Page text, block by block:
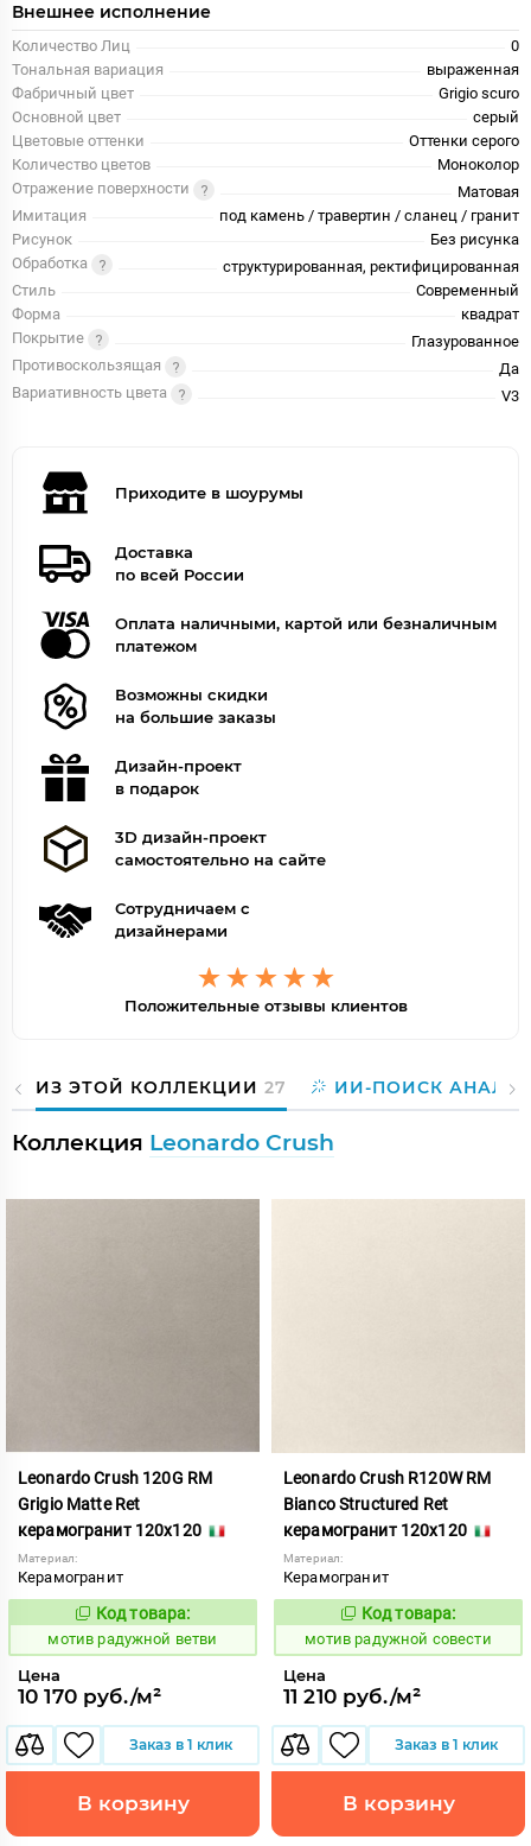
Внешнее исполнение
Количество Лиц
0
Тональная вариация
выраженная
Фабричный цвет
Grigio scuro
Основной цвет
серый
Цветовые оттенки
Оттенки серого
Количество цветов
Моноколор
Отражение поверхности
Матовая
Имитация
под камень / травертин / сланец / гранит
Рисунок
Без рисунка
Обработка
структурированная, ректифицированная
Стиль
Современный
Форма
квадрат
Покрытие
Глазурованное
Противоскользящая
Да
Вариативность цвета
V3
Приходите в шоурумы
Доставка
по всей России
Оплата наличными, картой или безналичным
платежом
Возможны скидки
на большие заказы
Дизайн-проект
в подарок
3D дизайн-проект
самостоятельно на сайте
Сотрудничаем с
дизайнерами
Положительные отзывы клиентов
ИЗ ЭТОЙ КОЛЛЕКЦИИ 27 ИИ-ПОИСК
Коллекция Leonardo Crush
Leonardo Crush 120G RM
Grigio Matte Ret
керамогранит 120x120
Материал:
Керамогранит
1040759
Код товара:
мотив радужной ветви
Цена
10 170 руб./м²
Заказ в 1 клик
В корзину
Leonardo Crush R120W RM
Bianco Structured Ret
керамогранит 120x120
Материал:
Керамогранит
1040773
Код товара:
мотив радужной совести
Цена
11 210 руб./м²
Заказ в 1 клик
В корзину